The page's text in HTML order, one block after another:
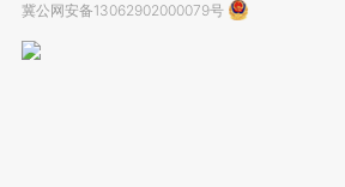
冀公网安备13062902000079号